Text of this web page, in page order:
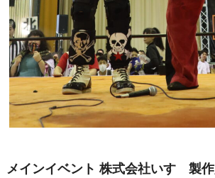
メインイベント 株式会社いすゞ製